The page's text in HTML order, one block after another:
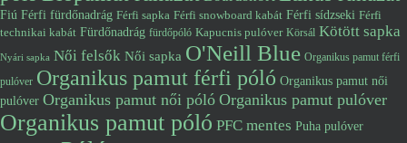
Fiú Férfi fürdőnadrág Férfi sapka Férfi snowboard kabát Férfi sídzseki Férfi
technikai kabát Fürdőnadrág fürdőpóló Kapucnis pulóver Körsál Kötött sapka
Nyári sapka Női felsők Női sapka O'Neill Blue Organikus pamut férfi
pulóver Organikus pamut férfi póló Organikus pamut női
pulóver Organikus pamut női póló Organikus pamut pulóver
Organikus pamut póló PFC mentes Puha pulóver